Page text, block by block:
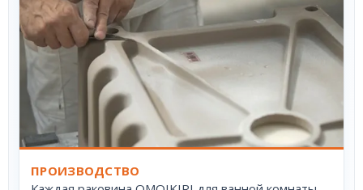
ПРОИЗВОДСТВО